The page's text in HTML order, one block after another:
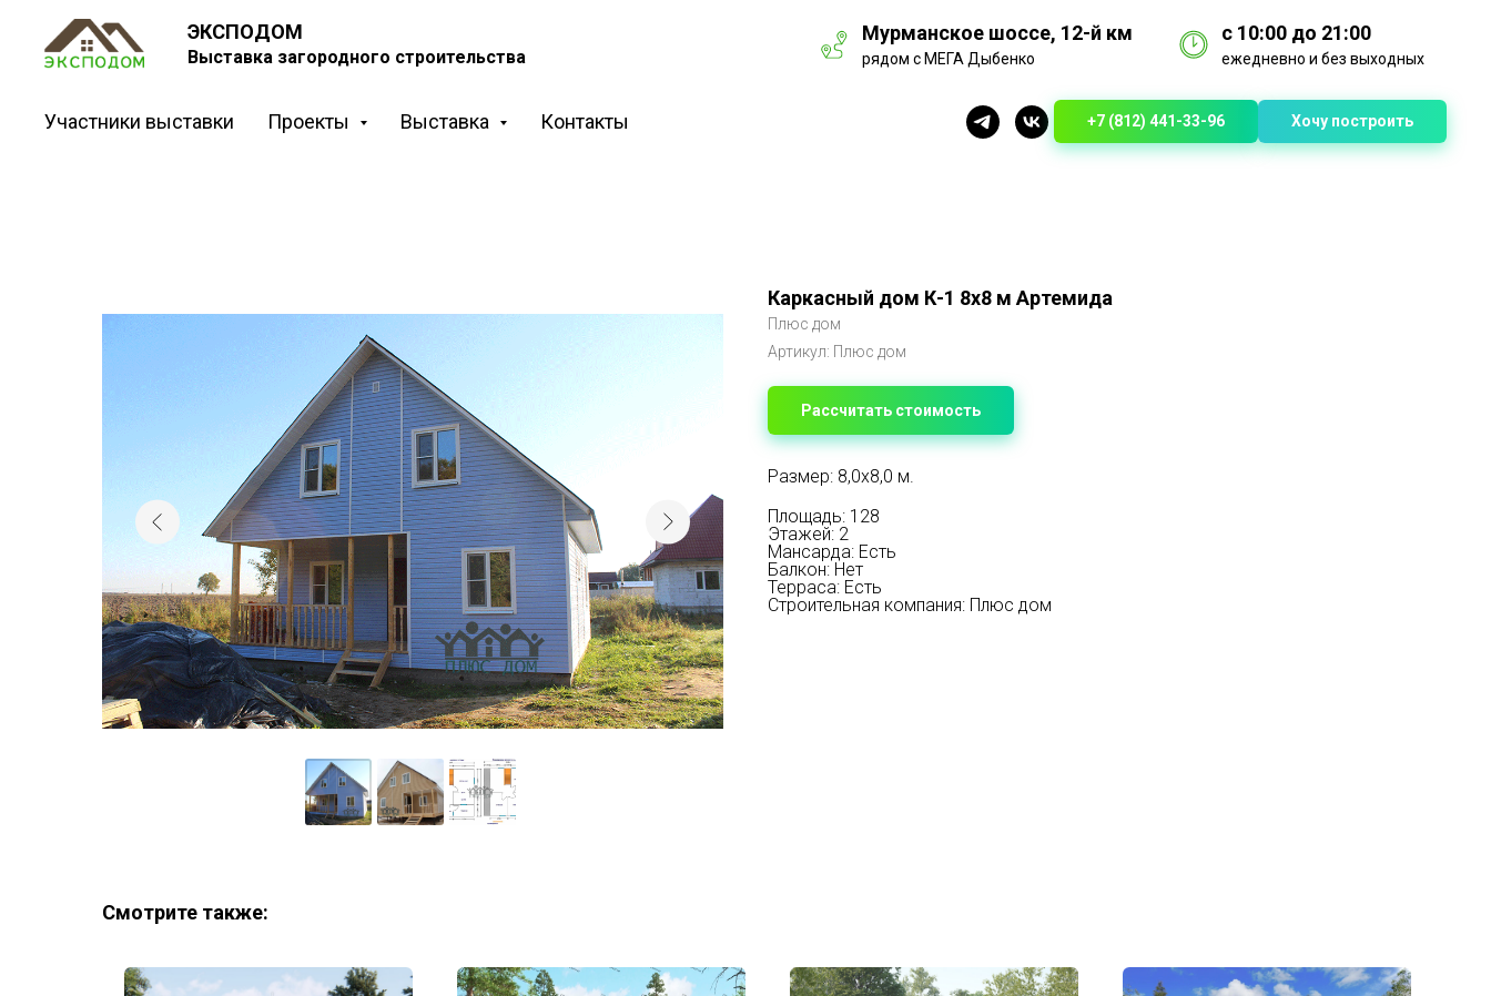
ЭКСПОДОМ
Выставка загородного строительства
Мурманское шоссе, 12-й км
рядом с МЕГА Дыбенко
с 10:00 до 21:00
ежедневно и без выходных
Участники выставки Проекты Выставка Контакты +7 (812) 441-33-96 Хочу построить
Каркасный дом К-1 8х8 м Артемида
Плюс дом
Артикул: Плюс дом
Рассчитать стоимость
Размер: 8,0х8,0 м.
Площадь: 128
Этажей: 2
Мансарда: Есть
Балкон: Нет
Терраса: Есть
Строительная компания: Плюс дом
Смотрите также: